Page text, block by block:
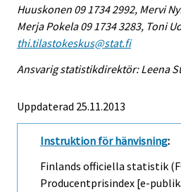
Huuskonen 09 1734 2992, Mervi
Merja Pokela 09 1734 3283, Toni
thi.tilastokeskus@stat.fi
Ansvarig statistikdirektör: Leena
Uppdaterad 25.11.2013
Instruktion för hänvisning:
Finlands officiella statistik
Producentprisindex [e-